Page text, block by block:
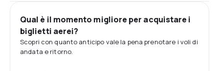
Qual è il momento migliore per acquistare i
biglietti aerei?
Scopri con quanto anticipo vale la pena prenotare i voli di
andata e ritorno.